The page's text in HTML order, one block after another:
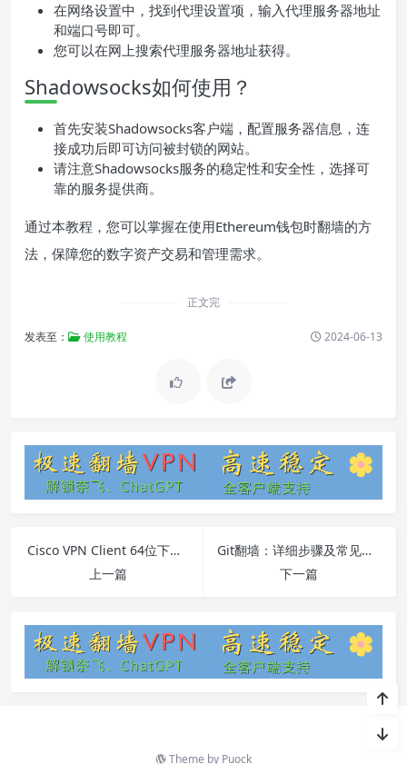
在网络设置中，找到代理设置项，输入代理服务器地址
和端口号即可。
您可以在网上搜索代理服务器地址获得。
Shadowsocks如何使用？
首先安装Shadowsocks客户端，配置服务器信息，连
接成功后即可访问被封锁的网站。
请注意Shadowsocks服务的稳定性和安全性，选择可
靠的服务提供商。
通过本教程，您可以掌握在使用Ethereum钱包时翻墙的方
法，保障您的数字资产交易和管理需求。
正文完
发表至： 使用教程 2024-06-13
Cisco VPN Client 64位下载教程
上一篇
Git翻墙：详细步骤及常见问题解答
下一篇
Theme by Puock